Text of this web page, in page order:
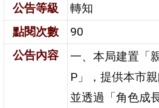
公告等級
轉知
點閱次數
90
公告內容
一、本局建置「
P」，提供本市
並透過「角色成